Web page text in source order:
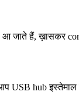
जाते हैं, ख़ासकर
आप USB hub